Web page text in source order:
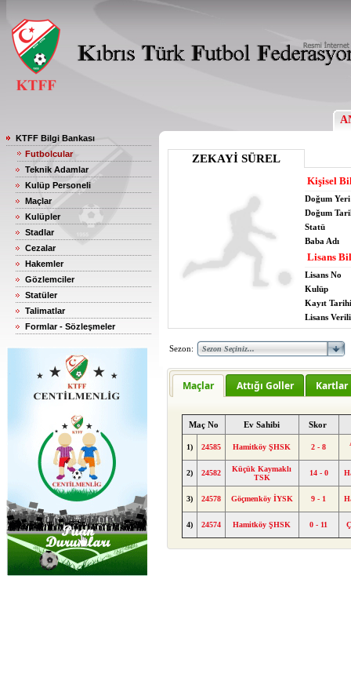
KTFF Bilgi Bankası
Futbolcular
Teknik Adamlar
Kulüp Personeli
Maçlar
Kulüpler
Stadlar
Cezalar
Hakemler
Gözlemciler
Statüler
Talimatlar
Formlar - Sözleşmeler
ZEKAYİ SÜREL
Kişisel
Doğum Yeri
Doğum
Statü
Baba Adı
Lisans
Lisans No
Kulüp
Kayıt Tarihi
Lisans
Sezon:
Maçlar Attığı Goller Kartlar
Maç No Ev Sahibi Skor
1) 24585 Hamitköy ŞHSK 2 - 8
2) 24582
Küçük Kaymaklı
TSK
14 - 0
3) 24578 Göçmenköy İYSK 9 - 1
4) 24574 Hamitköy ŞHSK 0 - 11